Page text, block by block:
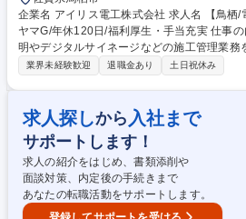
企業名 アイリス電工株式会社 求人名 【鳥栖/電気施工管理】アイリスオー
ヤマG/年休120日/福利厚生・手当充実 仕事の内容 ■当社で手掛けるLED照
明やデジタルサイネージなどの施工管理業務
連携し、多様な案件を担当します。商業施設
成と調整：工事のスケジュール、予算、資材
す。施主や社内の営業部門と連携し、工期内
いただきます。■現場管理：現場で施工管理
進行しているか確認します。■材料発注・協
在庫管理・物流部門と連携し、社内で商品の
の発注・調整も担当いただきます。 募集職種 【鳥栖/電気施工管理】アイ
リスオーヤマG/年休120日/福利厚生・手当充実
業界未経験歓迎 退職金あり 土日祝休み
求人探しから 入社まで
サポートします！
求人の紹介をはじめ、書類添削や
面談対策、内定後の手続きまで
あなたの転職活動をサポートします。